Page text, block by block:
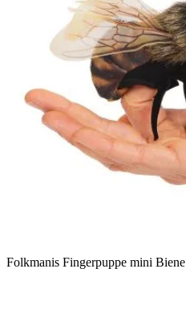
Folkmanis Fingerpuppe mini Biene